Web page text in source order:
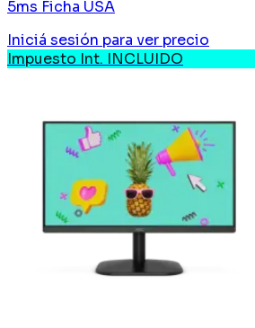
5ms Ficha USA
Iniciá sesión para ver precio
Impuesto Int. INCLUIDO